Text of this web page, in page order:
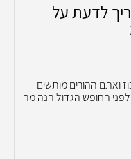
לדעת על
ואתם ההורים מותשים
החופש הגדול הנה מה